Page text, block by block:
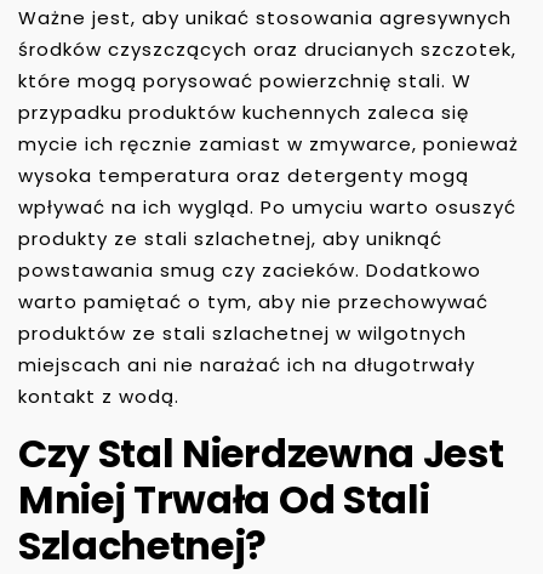
Ważne jest, aby unikać stosowania agresywnych
środków czyszczących oraz drucianych szczotek,
które mogą porysować powierzchnię stali. W
przypadku produktów kuchennych zaleca się
mycie ich ręcznie zamiast w zmywarce, ponieważ
wysoka temperatura oraz detergenty mogą
wpływać na ich wygląd. Po umyciu warto osuszyć
produkty ze stali szlachetnej, aby uniknąć
powstawania smug czy zacieków. Dodatkowo
warto pamiętać o tym, aby nie przechowywać
produktów ze stali szlachetnej w wilgotnych
miejscach ani nie narażać ich na długotrwały
kontakt z wodą.
Czy Stal Nierdzewna Jest
Mniej Trwała Od Stali
Szlachetnej?